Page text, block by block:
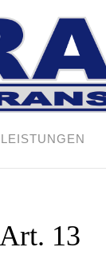
LEISTUNGEN
13